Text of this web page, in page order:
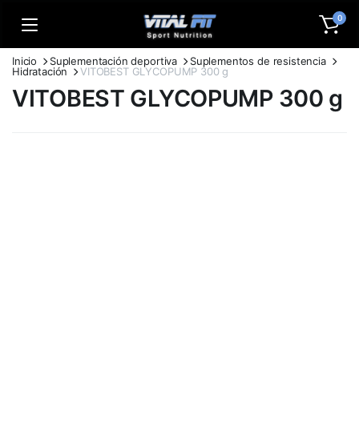
0
Inicio Suplementación deportiva
Suplementos de resistencia
Hidratación
VITOBEST GLYCOPUMP 300 g
VITOBEST GLYCOPUMP 300 g